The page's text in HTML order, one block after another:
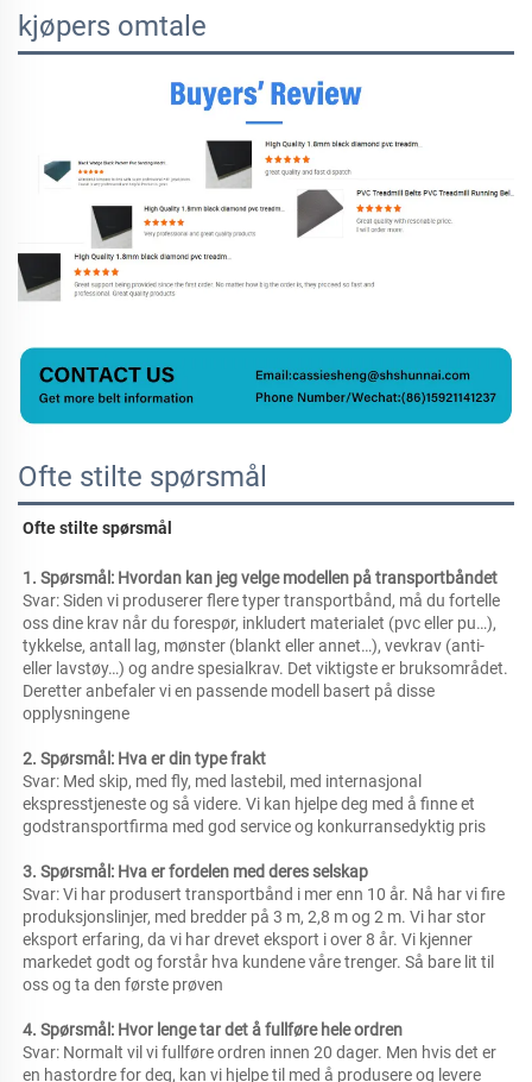
kjøpers omtale
Ofte stilte spørsmål
Ofte stilte spørsmål
1. Spørsmål: Hvordan kan jeg velge modellen på transportbåndet
Svar: Siden vi produserer flere typer transportbånd, må du fortelle
oss dine krav når du forespør, inkludert materialet (pvc eller pu…),
tykkelse, antall lag, mønster (blankt eller annet…), vevkrav (anti-
eller lavstøy…) og andre spesialkrav. Det viktigste er bruksområdet.
Deretter anbefaler vi en passende modell basert på disse
opplysningene
2. Spørsmål: Hva er din type frakt
Svar: Med skip, med fly, med lastebil, med internasjonal
ekspresstjeneste og så videre. Vi kan hjelpe deg med å finne et
godstransportfirma med god service og konkurransedyktig pris
3. Spørsmål: Hva er fordelen med deres selskap
Svar: Vi har produsert transportbånd i mer enn 10 år. Nå har vi fire
produksjonslinjer, med bredder på 3 m, 2,8 m og 2 m. Vi har stor
eksport erfaring, da vi har drevet eksport i over 8 år. Vi kjenner
markedet godt og forstår hva kundene våre trenger. Så bare lit til
oss og ta den første prøven
4. Spørsmål: Hvor lenge tar det å fullføre hele ordren
Svar: Normalt vil vi fullføre ordren innen 20 dager. Men hvis det er
en hastordre for deg, kan vi hjelpe til med å produsere og levere